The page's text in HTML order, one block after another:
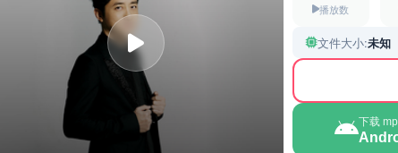
播放数
文件大小:未知
下载